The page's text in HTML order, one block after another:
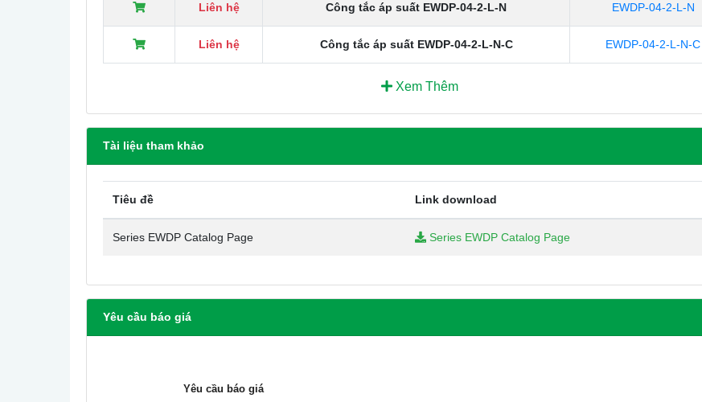
Liên hệ Công tắc áp suất EWDP-04-2-L-N EWDP-04-2-L-N
Liên hệ Công tắc áp suất EWDP-04-2-L-N-C EWDP-04-2-L-N-C
Xem Thêm
Tài liệu tham khảo
Tiêu đề Link download
Series EWDP Catalog Page Series EWDP Catalog Page
Yêu cầu báo giá
Yêu cầu báo giá